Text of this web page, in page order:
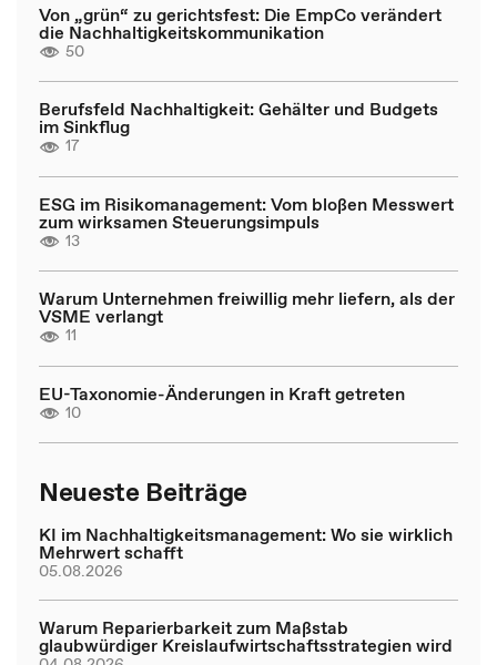
Von „grün“ zu gerichtsfest: Die EmpCo verändert
die Nachhaltigkeitskommunikation
50
Berufsfeld Nachhaltigkeit: Gehälter und Budgets
im Sinkflug
17
ESG im Risikomanagement: Vom bloßen Messwert
zum wirksamen Steuerungsimpuls
13
Warum Unternehmen freiwillig mehr liefern, als der
VSME verlangt
11
EU-Taxonomie-Änderungen in Kraft getreten
10
Neueste Beiträge
KI im Nachhaltigkeitsmanagement: Wo sie wirklich
Mehrwert schafft
05.08.2026
Warum Reparierbarkeit zum Maßstab
glaubwürdiger Kreislaufwirtschaftsstrategien wird